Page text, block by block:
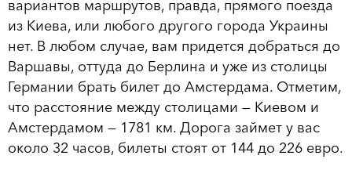
вариантов маршрутов, правда, прямого поезда
из Киева, или любого другого города Украины
нет. В любом случае, вам придется добраться до
Варшавы, оттуда до Берлина и уже из столицы
Германии брать билет до Амстердама. Отметим,
что расстояние между столицами — Киевом и
Амстердамом — 1781 км. Дорога займет у вас
около 32 часов, билеты стоят от 144 до 226 евро.